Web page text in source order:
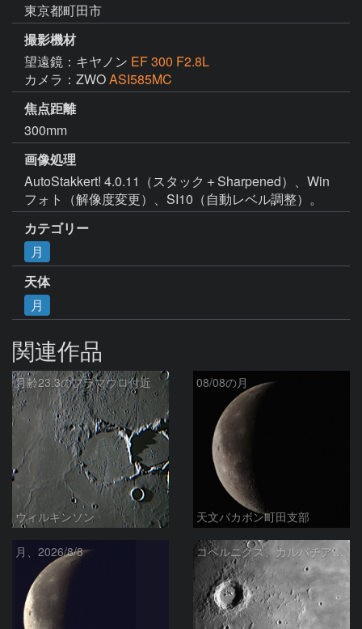
東京都町田市
撮影機材
望遠鏡：キヤノン EF 300 F2.8L
カメラ：ZWOASI585MC
焦点距離
300mm
画像処理
AutoStakkert! 4.0.11（スタック＋Sharpened）、Win
フォト（解像度変更）、SI10（自動レベル調整）。
カテゴリー
月
天体
月
関連作品
月齢23.3のフラマウロ付近
ウィルキンソン
08/08の月
天文バカボン町田支部
月、2026/8/8 コペルニクス、カルパチア山脈付近